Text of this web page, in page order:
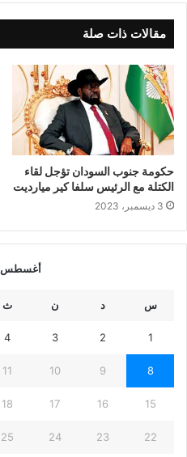
مقالات ذات صلة
حكومة جنوب السودان تؤجل لقاء
الكتلة مع الرئيس سلفا كير ميارديت
3 ديسمبر، 2023
أغسطس 2026
س د ن ث
1
2
3
4
8
9
10
11
15
16
17
18
22
23
24
25